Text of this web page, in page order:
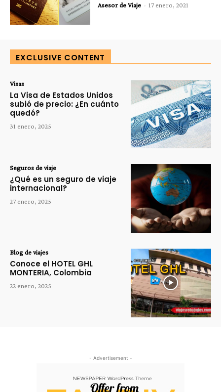
Asesor de Viaje - 17 enero, 2021
EXCLUSIVE CONTENT
Visas
La Visa de Estados Unidos
subió de precio: ¿En cuánto
quedó?
31 enero, 2025
Seguros de viaje
¿Qué es un seguro de viaje
internacional?
27 enero, 2025
Blog de viajes
Conoce el HOTEL GHL
MONTERIA, Colombia
22 enero, 2025
- Advertisement -